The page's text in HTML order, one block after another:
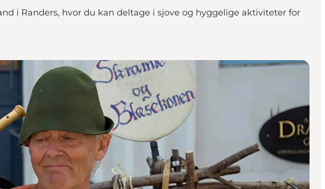
i Randers, hvor du kan deltage i sjove og hyggelige aktiviteter for